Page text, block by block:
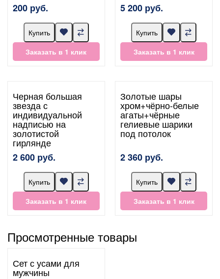
200 руб.
Купить
Заказать в 1 клик
5 200 руб.
Купить
Заказать в 1 клик
Черная большая
звезда с
индивидуальной
надписью на
золотистой
гирлянде
2 600 руб.
Купить
Заказать в 1 клик
Золотые шары
хром+чёрно-белые
агаты+чёрные
гелиевые шарики
под потолок
2 360 руб.
Купить
Заказать в 1 клик
Просмотренные товары
Сет с усами для
мужчины